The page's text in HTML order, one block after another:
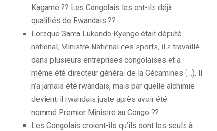
Kagame ?? Les Congolais les ont-ils déjà
qualifiés de Rwandais ??
Lorsque Sama Lukonde Kyenge était député
national, Ministre National des sports, il a travaillé
dans plusieurs entreprises congolaises et a
même été directeur général de la Gécamines (…).
n’a jamais été rwandais, mais par quelle alchimie
devient-il rwandais juste après avoir été
nommé Premier Ministre au Congo ??
Les Congolais croient-ils qu’ils sont les seuls à